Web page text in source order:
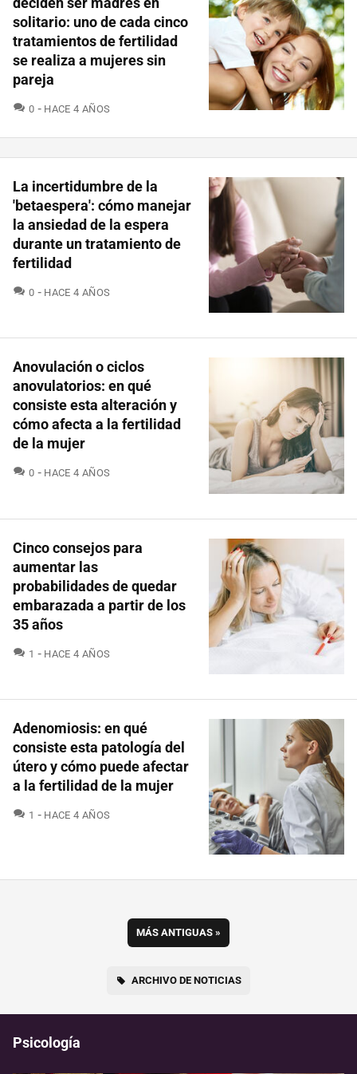
solitario: uno de cada cinco
tratamientos de fertilidad
se realiza a mujeres sin
pareja
0 COMENTARIOS
HACE 4 AÑOS
La incertidumbre de la
'betaespera': cómo manejar
la ansiedad de la espera
durante un tratamiento de
fertilidad
0 COMENTARIOS
HACE 4 AÑOS
Anovulación o ciclos
anovulatorios: en qué
consiste esta alteración y
cómo afecta a la fertilidad
de la mujer
0 COMENTARIOS
HACE 4 AÑOS
Cinco consejos para
aumentar las
probabilidades de quedar
embarazada a partir de los
35 años
1 COMENTARIOS
HACE 4 AÑOS
Adenomiosis: en qué
consiste esta patología del
útero y cómo puede afectar
a la fertilidad de la mujer
1 COMENTARIOS
HACE 4 AÑOS
MÁS ANTIGUAS »
ARCHIVO DE NOTICIAS
Psicología